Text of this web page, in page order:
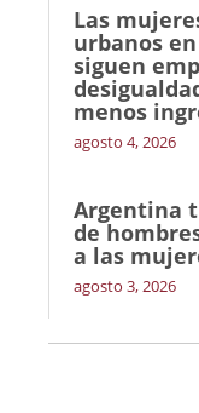
Las
urbanos
siguen
menos
agosto 4, 2026
Argentina
de
a las
agosto 3, 2026